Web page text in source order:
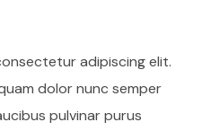
adipiscing elit.
dolor nunc semper
pulvinar purus